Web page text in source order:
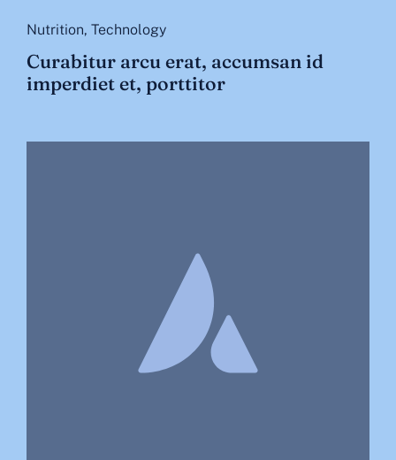
Nutrition, Technology
Curabitur arcu erat, accumsan id
imperdiet et, porttitor